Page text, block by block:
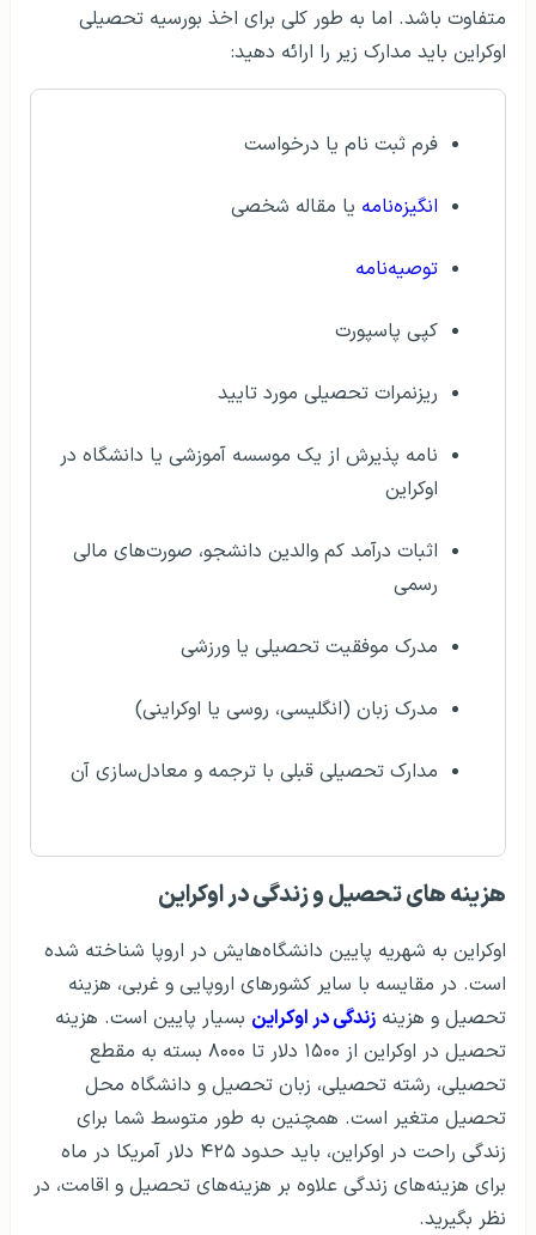
متفاوت باشد. اما به طور کلی برای اخذ بورسیه تحصیلی
اوکراین باید مدارک زیر را ارائه دهید:
فرم ثبت نام یا درخواست
انگیزه‌نامه یا مقاله شخصی
توصیه‌نامه
کپی پاسپورت
ریزنمرات تحصیلی مورد تایید
نامه پذیرش از یک موسسه آموزشی یا دانشگاه در
اوکراین
اثبات درآمد کم والدین دانشجو، صورت‌های مالی
رسمی
مدرک موفقیت تحصیلی یا ورزشی
مدرک زبان (انگلیسی، روسی یا اوکراینی)
مدارک تحصیلی قبلی با ترجمه و معادل‌سازی آن
هزینه‌ های تحصيل و زندگی در اوکراین
اوکراین به شهریه پایین دانشگاه‌هایش در اروپا شناخته شده
است. در مقایسه با سایر کشورهای اروپایی و غربی، هزینه
تحصیل و هزینه زندگی در اوکراین بسیار پایین است. هزینه
تحصیل در اوکراین از ۱۵۰۰ دلار تا ۸۰۰۰ بسته به مقطع
تحصیلی، رشته تحصیلی، زبان تحصیل و دانشگاه محل
تحصیل متغیر است. همچنین به طور متوسط شما برای
زندگی راحت در اوکراین، باید حدود ۴۲۵ دلار آمریکا در ماه
برای هزینه‌های زندگی علاوه بر هزینه‌های تحصیل و اقامت، در
نظر بگیرید.